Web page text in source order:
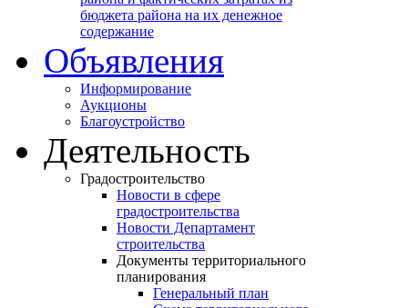
бюджета района на их денежное
содержание
Объявления
Информирование
Аукционы
Благоустройство
Деятельность
Градостроительство
Новости в сфере
градостроительства
Новости Департамент
строительства
Документы территориального
планирования
Генеральный план